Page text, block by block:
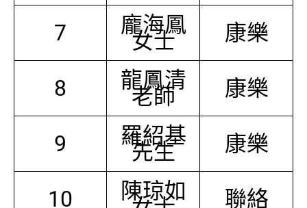
7 龐海鳳
女士 康樂
8 龍鳳清
老師 康樂
9 羅紹基
先生 康樂
10 陳琼如 聯絡